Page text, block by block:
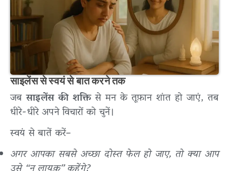
साइलेंस से स्वयं से बात करने तक
जबसाइलेंस की शक्तिसे मन के तूफ़ान शांत हो जाएं, तब
धीरे-धीरे अपने विचारों को चुनें।
स्वयं से बातें करें–
अगर आपका सबसे अच्छा दोस्त फेल हो जाए, तो क्या आप